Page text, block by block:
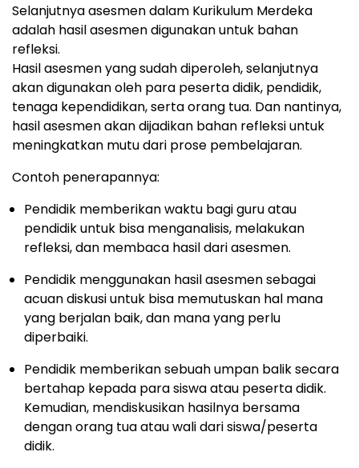
Selanjutnya asesmen dalam Kurikulum Merdeka
adalah hasil asesmen digunakan untuk bahan
refleksi.
Hasil asesmen yang sudah diperoleh, selanjutnya
akan digunakan oleh para peserta didik, pendidik,
tenaga kependidikan, serta orang tua. Dan nantinya,
hasil asesmen akan dijadikan bahan refleksi untuk
meningkatkan mutu dari prose pembelajaran.
Contoh penerapannya:
Pendidik memberikan waktu bagi guru atau
pendidik untuk bisa menganalisis, melakukan
refleksi, dan membaca hasil dari asesmen.
Pendidik menggunakan hasil asesmen sebagai
acuan diskusi untuk bisa memutuskan hal mana
yang berjalan baik, dan mana yang perlu
diperbaiki.
Pendidik memberikan sebuah umpan balik secara
bertahap kepada para siswa atau peserta didik.
Kemudian, mendiskusikan hasilnya bersama
dengan orang tua atau wali dari siswa/peserta
didik.